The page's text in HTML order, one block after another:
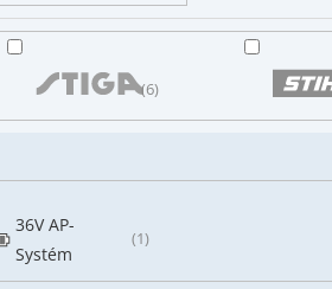
6
36V AP-
Systém
1